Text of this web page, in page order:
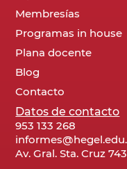
Membresías
Programas in house
Plana docente
Blog
Contacto
Datos de contacto
953 133 268
Av. Gral. Sta. Cruz